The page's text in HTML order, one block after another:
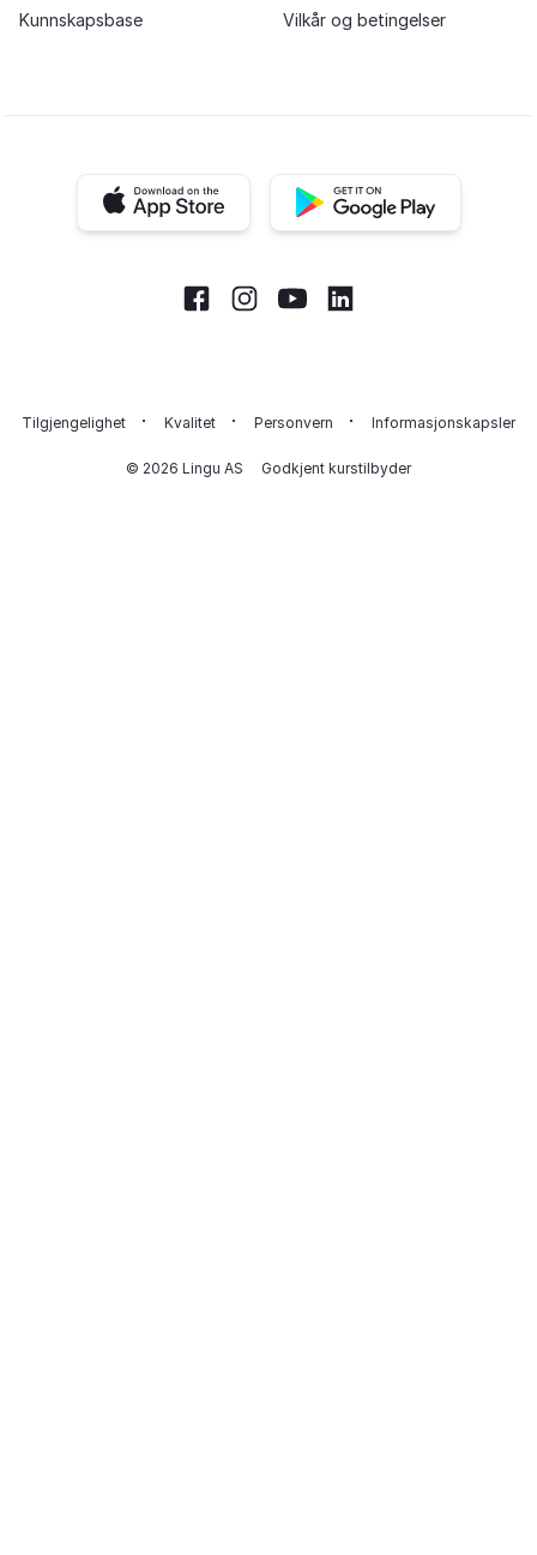
Kunnskapsbase Vilkår og betingelser
iOS app Android app
FacebookInstagram
YoutubeLinkedIn
Tilgjengelighet Kvalitet Personvern Informasjonskapsler
© 2026 Lingu AS Godkjent kurstilbyder